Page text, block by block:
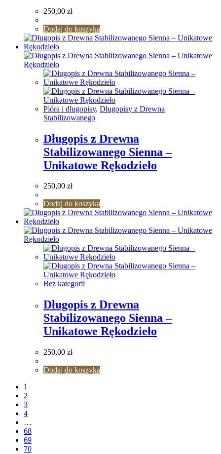
250,00 zł
Dodaj do koszyka
Pióra i długopisy, Długopisy z Drewna
Stabilizowanego
Długopis z Drewna
Stabilizowanego Sienna –
Unikatowe Rękodzieło
250,00 zł
Dodaj do koszyka
Bez kategorii
Długopis z Drewna
Stabilizowanego Sienna –
Unikatowe Rękodzieło
250,00 zł
Dodaj do koszyka
1
2
3
4
…
68
69
70